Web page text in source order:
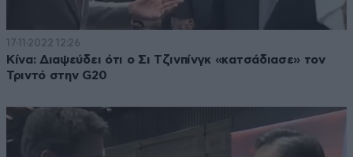
17·11·2022 12:26
Κίνα: Διαψεύδει ότι ο Σι Τζινπίνγκ «κατσάδιασε» τον
Τριντό στην G20